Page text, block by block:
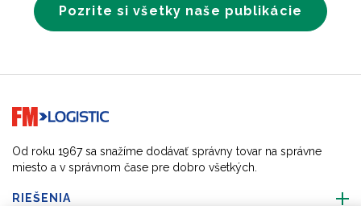
Pozrite si všetky naše publikácie
Go to home page
Od roku 1967 sa snažíme dodávať správny tovar na správne
miesto a v správnom čase pre dobro všetkých.
RIEŠENIA